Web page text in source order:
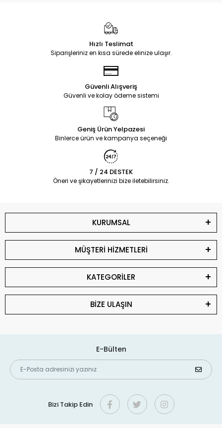
Hızlı Teslimat
Siparişleriniz en kısa sürede elinize ulaşır.
Güvenli Alışveriş
Güvenli ve kolay ödeme sistemi
Geniş Ürün Yelpazesi
Binlerce ürün ve kampanya seçeneği
7 / 24 DESTEK
Öneri ve şikayetlerinizi bize iletebilirsiniz.
KURUMSAL
MÜŞTERİ HİZMETLERİ
KATEGORİLER
BİZE ULAŞIN
E-Bülten
Bizi Takip Edin